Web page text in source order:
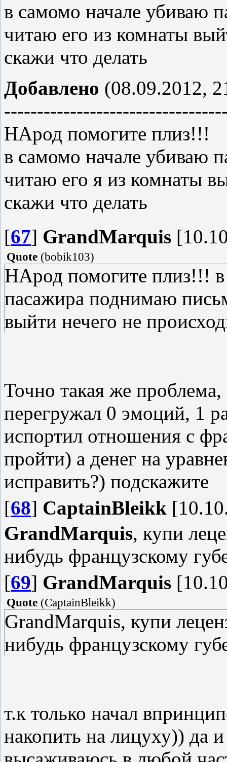
в самомо начале убиваю
читаю его из комнаты
скажи что делать
Добавлено (08.09.2012,
НАрод помогите плиз!!!
в самомо начале убиваю
читаю его я из комнаты
скажи что делать
[67] GrandMarquis
Quote (bobik103)
НАрод помогите плиз!!!
пасажира поднимаю
выйти нечего не
Точно такая же
перегружал 0 эмоций, 1
испортил отношения с
пройти) а денег на
исправить?) подскажите
[68] CaptainBleikk
GrandMarquis, купи
нибудь французскому
[69] GrandMarquis
Quote (CaptainBleikk)
GrandMarquis, купи
нибудь французскому
т.к только начал
накопить на лицуху)) да